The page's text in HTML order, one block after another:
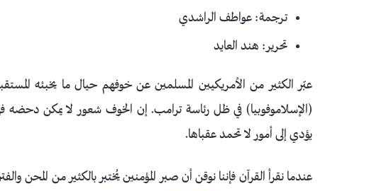
ترجمة: عواطف الراشدي
تحرير: هند العايد
عبّر الكثير من الأمريكيين المسلمين عن خوفهم حيال ما يخبئه
(الإسلاموفوبيا) في ظل رئاسة ترامب. إن الخوف شعور لا يمكن دحضه
يؤدي إلى أمور لا تحمد عقباها.
عندما نقرأ القرآن فإننا نوقن أن صبر المؤمنين يُختبر بالكثير من المحن